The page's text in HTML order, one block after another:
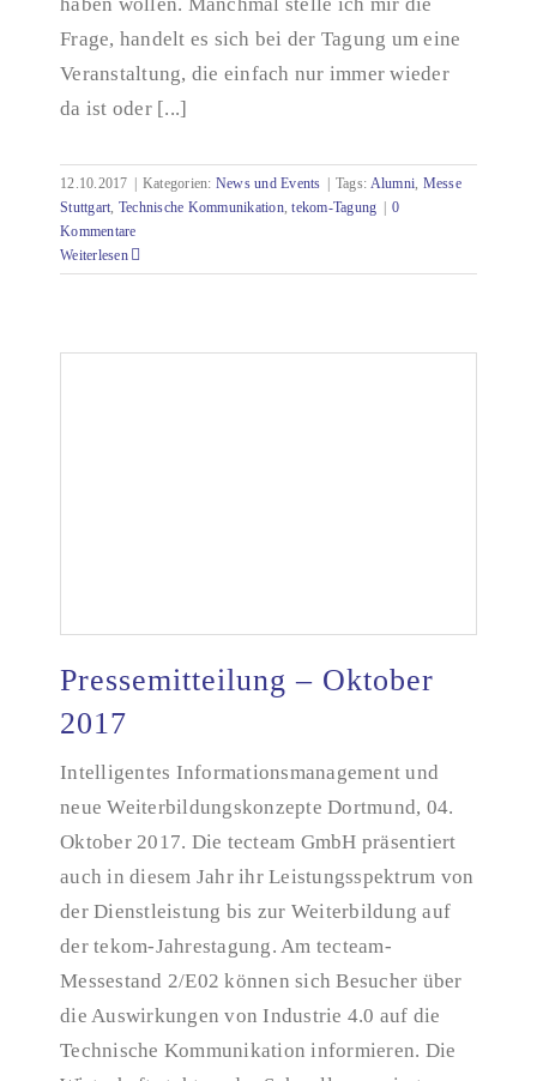
Frage, handelt es sich bei der Tagung um eine
Veranstaltung, die einfach nur immer wieder
da ist oder [...]
12.10.2017 | Kategorien: News und Events | Tags: Alumni, Messe
Stuttgart, Technische Kommunikation,tekom-Tagung | 0
Kommentare
Weiterlesen
Pressemitteilung – Oktober 2017
Pressemitteilung – Oktober
2017
Intelligentes Informationsmanagement und
neue Weiterbildungskonzepte Dortmund, 04.
Oktober 2017. Die tecteam GmbH präsentiert
auch in diesem Jahr ihr Leistungsspektrum von
der Dienstleistung bis zur Weiterbildung auf
der tekom-Jahrestagung. Am tecteam-
Messestand 2/E02 können sich Besucher über
die Auswirkungen von Industrie 4.0 auf die
Technische Kommunikation informieren. Die